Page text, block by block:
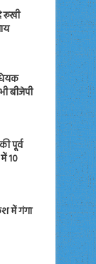
रूखी
बीजेपी
पूर्व
10
में गंगा